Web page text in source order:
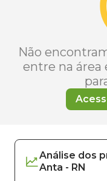
Não
entre na área
Análise dos
Anta - RN